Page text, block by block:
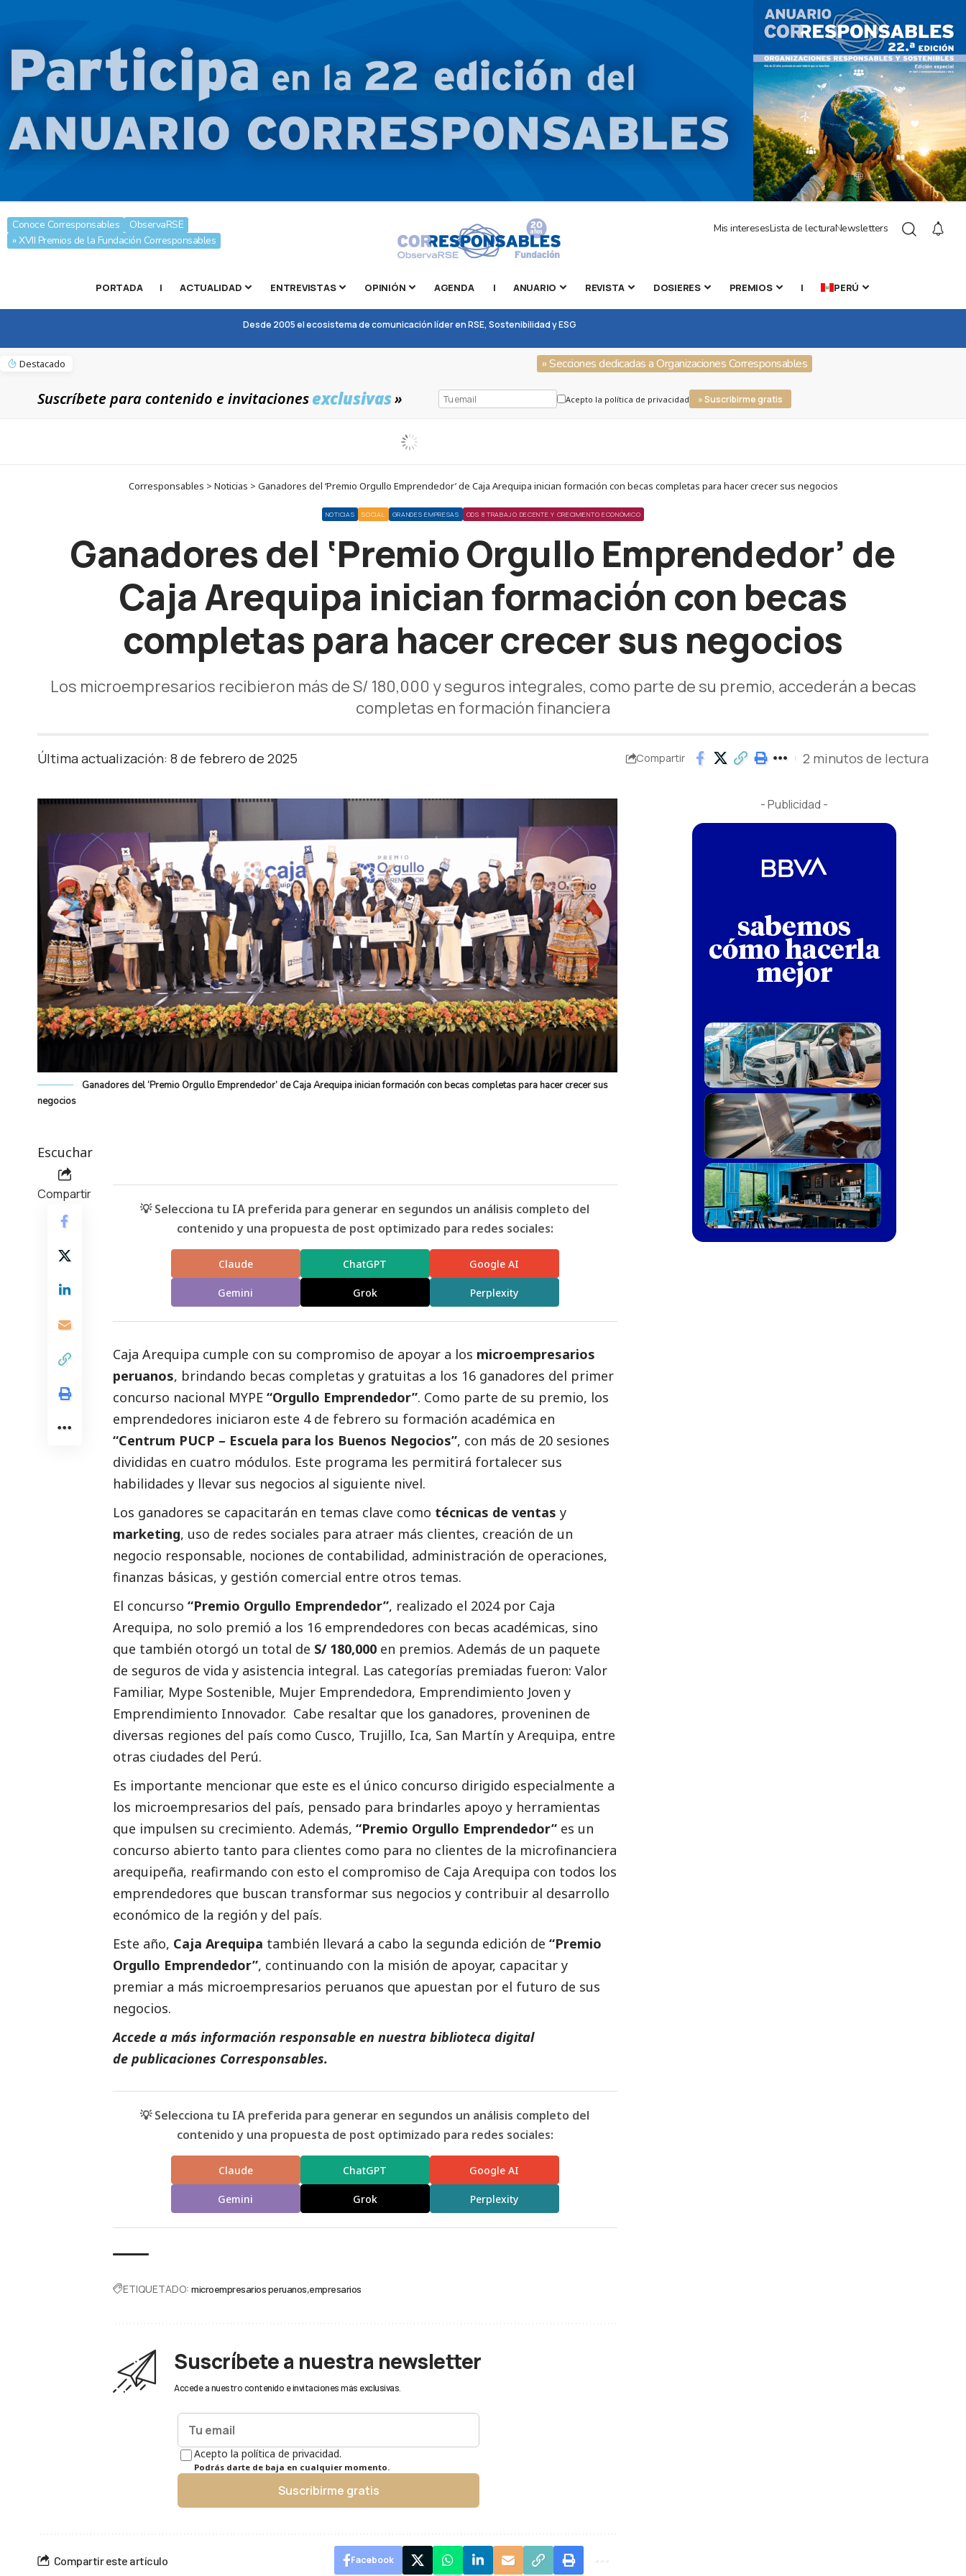
Conoce Corresponsables
ObservaRSE
» XVII Premios de la Fundación Corresponsables
Mis interesesLista de lecturaNewsletters
PORTADA | ACTUALIDAD ENTREVISTAS OPINIÓN AGENDA | ANUARIO REVISTA DOSIERES PREMIOS | PERÚ
Desde 2005 el ecosistema de comunicación líder en RSE, Sostenibilidad y ESG
Destacado » Secciones dedicadas a Organizaciones Corresponsables
Suscríbete para contenido e invitacionesexclusivas» Acepto la política de privacidad » Suscribirme gratis
Corresponsables > Noticias > Ganadores del ‘Premio Orgullo Emprendedor’ de Caja Arequipa inician formación con becas completas para hacer crecer sus negocios
NOTICIAS SOCIAL GRANDES EMPRESAS ODS 8 TRABAJO DECENTE Y CRECIMIENTO ECONÓMICO
Ganadores del ‘Premio Orgullo Emprendedor’ de
Caja Arequipa inician formación con becas
completas para hacer crecer sus negocios
Los microempresarios recibieron más de S/ 180,000 y seguros integrales, como parte de su premio, accederán a becas
completas en formación financiera
Última actualización: 8 de febrero de 2025 Compartir 2 minutos de lectura
Ganadores del ‘Premio Orgullo Emprendedor’ de Caja Arequipa inician formación con becas completas para hacer crecer sus
negocios
Escuchar
Compartir
💡 Selecciona tu IA preferida para generar en segundos un análisis completo del
contenido y una propuesta de post optimizado para redes sociales:
Claude ChatGPT Google AI
Gemini Grok Perplexity
Caja Arequipa cumple con su compromiso de apoyar a los microempresarios
peruanos, brindando becas completas y gratuitas a los 16 ganadores del primer
concurso nacional MYPE “Orgullo Emprendedor”. Como parte de su premio, los
emprendedores iniciaron este 4 de febrero su formación académica en
“Centrum PUCP – Escuela para los Buenos Negocios”, con más de 20 sesiones
divididas en cuatro módulos. Este programa les permitirá fortalecer sus
habilidades y llevar sus negocios al siguiente nivel.
Los ganadores se capacitarán en temas clave como técnicas de ventas y
marketing, uso de redes sociales para atraer más clientes, creación de un
negocio responsable, nociones de contabilidad, administración de operaciones,
finanzas básicas, y gestión comercial entre otros temas.
El concurso “Premio Orgullo Emprendedor”, realizado el 2024 por Caja
Arequipa, no solo premió a los 16 emprendedores con becas académicas, sino
que también otorgó un total de S/ 180,000 en premios. Además de un paquete
de seguros de vida y asistencia integral. Las categorías premiadas fueron: Valor
Familiar, Mype Sostenible, Mujer Emprendedora, Emprendimiento Joven y
Emprendimiento Innovador. Cabe resaltar que los ganadores, proveninen de
diversas regiones del país como Cusco, Trujillo, Ica, San Martín y Arequipa, entre
otras ciudades del Perú.
Es importante mencionar que este es el único concurso dirigido especialmente a
los microempresarios del país, pensado para brindarles apoyo y herramientas
que impulsen su crecimiento. Además, “Premio Orgullo Emprendedor” es un
concurso abierto tanto para clientes como para no clientes de la microfinanciera
arequipeña, reafirmando con esto el compromiso de Caja Arequipa con todos los
emprendedores que buscan transformar sus negocios y contribuir al desarrollo
económico de la región y del país.
Este año, Caja Arequipa también llevará a cabo la segunda edición de “Premio
Orgullo Emprendedor”, continuando con la misión de apoyar, capacitar y
premiar a más microempresarios peruanos que apuestan por el futuro de sus
negocios.
Accede a más información responsable en nuestra biblioteca digital
de publicaciones Corresponsables.
💡 Selecciona tu IA preferida para generar en segundos un análisis completo del
contenido y una propuesta de post optimizado para redes sociales:
Claude ChatGPT Google AI
Gemini Grok Perplexity
ETIQUETADO: microempresarios peruanos empresarios
Suscríbete a nuestra newsletter
Accede a nuestro contenido e invitaciones más exclusivas.
Acepto la política de privacidad.
Podrás darte de baja en cualquier momento.
Suscribirme gratis
Compartir este artículo Facebook
- Publicidad -